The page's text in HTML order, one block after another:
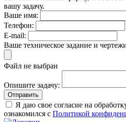
вашу задачу.
Ваше имя:
Телефон:
E-mail:
Ваше техническое задание и
Файл не выбран
Опишите задачу:
Отправить
Я даю свое согласие на
ознакомился с Политикой